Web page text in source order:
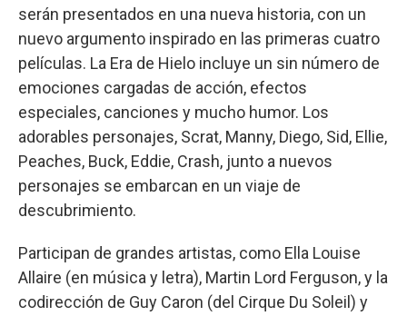
serán presentados en una nueva historia, con un
nuevo argumento inspirado en las primeras cuatro
películas. La Era de Hielo incluye un sin número de
emociones cargadas de acción, efectos
especiales, canciones y mucho humor. Los
adorables personajes, Scrat, Manny, Diego, Sid, Ellie,
Peaches, Buck, Eddie, Crash, junto a nuevos
personajes se embarcan en un viaje de
descubrimiento.
Participan de grandes artistas, como Ella Louise
Allaire (en música y letra), Martin Lord Ferguson, y la
codirección de Guy Caron (del Cirque Du Soleil) y